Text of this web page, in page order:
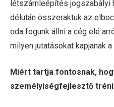
létszámleépítés jogszabályi
délután összeraktuk az
oda fogunk állni a cég elé
milyen jutatásokat kapjanak
Miért tartja fontosnak,
személyiségfejlesztő